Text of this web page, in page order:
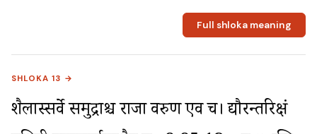
Full shloka meaning
SHLOKA 13 →
शैलास्सर्वे समुद्राश्च राजा वरुण एव च। द्यौरन्तरिक्षं